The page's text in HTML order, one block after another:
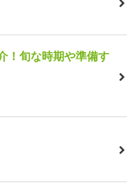
！旬な時期や準備す